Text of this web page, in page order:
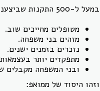
במעל ל-500 התקנות שביצענו, במסגרות ובבתים פרטיים, אנו רואים מדי יום כיצד המסך משנה חיים.
מטופלים מחייכים שוב.
מזהים בני משפחה.
נזכרים בזמנים ישנים.
מתפקדים יותר
ובני המשפחה מקבלים
וזהו היסוד של ממואפ: